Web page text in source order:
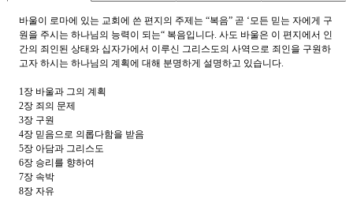
바울이 로마에 있는 교회에 쓴 편지의 주제는 “복음” 곧 ‘모든 믿는 자에게 구
원을 주시는 하나님의 능력이 되는“ 복음입니다. 사도 바울은 이 편지에서 인
간의 죄인된 상태와 십자가에서 이루신 그리스도의 사역으로 죄인을 구원하
고자 하시는 하나님의 계획에 대해 분명하게 설명하고 있습니다.
1장 바울과 그의 계획
2장 죄의 문제
3장 구원
4장 믿음으로 의롭다함을 받음
5장 아담과 그리스도
6장 승리를 향하여
7장 속박
8장 자유